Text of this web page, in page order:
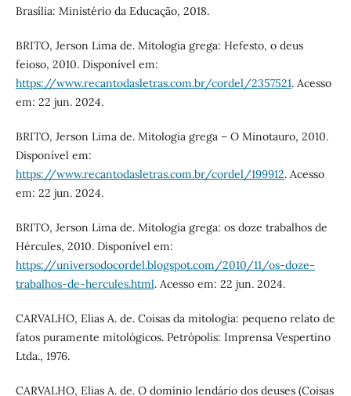
Brasília: Ministério da Educação, 2018.
BRITO, Jerson Lima de. Mitologia grega: Hefesto, o deus
feioso, 2010. Disponível em:
https://www.recantodasletras.com.br/cordel/2357521. Acesso
em: 22 jun. 2024.
BRITO, Jerson Lima de. Mitologia grega – O Minotauro, 2010.
Disponível em:
https://www.recantodasletras.com.br/cordel/199912. Acesso
em: 22 jun. 2024.
BRITO, Jerson Lima de. Mitologia grega: os doze trabalhos de
Hércules, 2010. Disponível em:
https://universodocordel.blogspot.com/2010/11/os-doze-
trabalhos-de-hercules.html. Acesso em: 22 jun. 2024.
CARVALHO, Elias A. de. Coisas da mitologia: pequeno relato de
fatos puramente mitológicos. Petrópolis: Imprensa Vespertino
Ltda., 1976.
CARVALHO, Elias A. de. O domínio lendário dos deuses (Coisas